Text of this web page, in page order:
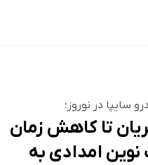
سایپا در نوروز؛
تا کاهش زمان
نوین امدادی به